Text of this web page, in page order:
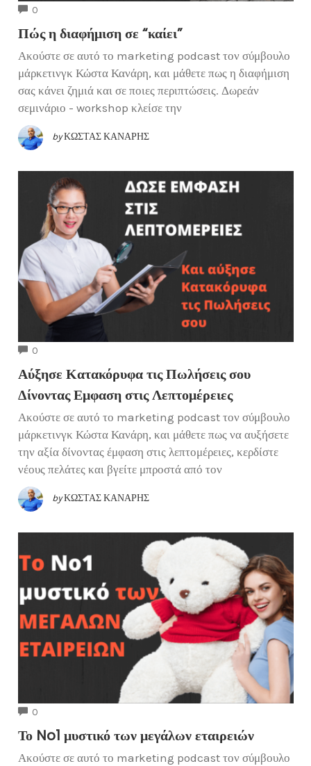
0
Πώς η διαφήμιση σε “καίει”
Ακούστε σε αυτό το marketing podcast τον σύμβουλο
μάρκετινγκ Κώστα Κανάρη, και μάθετε πως η διαφήμιση
σας κάνει ζημιά και σε ποιες περιπτώσεις. Δωρεάν
σεμινάριο - workshop κλείσε την
by ΚΏΣΤΑΣ ΚΑΝΆΡΗΣ
0
Αύξησε Κατακόρυφα τις Πωλήσεις σου
Δίνοντας Εμφαση στις Λεπτομέρειες
Ακούστε σε αυτό το marketing podcast τον σύμβουλο
μάρκετινγκ Κώστα Κανάρη, και μάθετε πως να αυξήσετε
την αξία δίνοντας έμφαση στις λεπτομέρειες, κερδίστε
νέους πελάτες και βγείτε μπροστά από τον
by ΚΏΣΤΑΣ ΚΑΝΆΡΗΣ
0
Το No1 μυστικό των μεγάλων εταιρειών
Ακούστε σε αυτό το marketing podcast τον σύμβουλο